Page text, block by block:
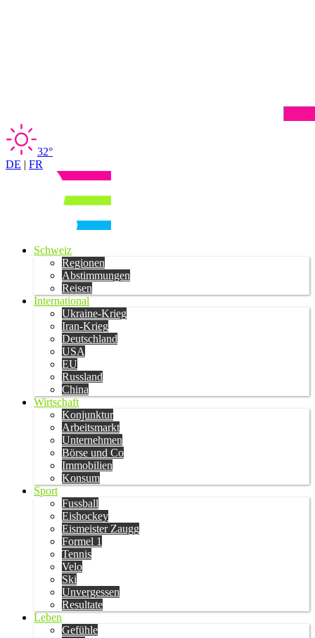
32°
DE | FR
Schweiz
Regionen
Abstimmungen
Reisen
International
Ukraine-Krieg
Iran-Krieg
Deutschland
USA
EU
Russland
China
Wirtschaft
Konjunktur
Arbeitsmarkt
Unternehmen
Börse und Co
Immobilien
Konsum
Sport
Fussball
Eishockey
Eismeister Zaugg
Formel 1
Tennis
Velo
Ski
Unvergessen
Resultate
Leben
Gefühle